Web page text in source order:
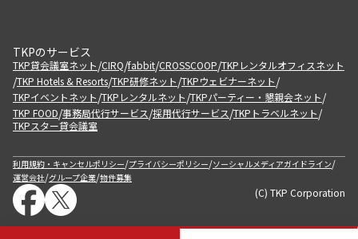
TKPのサービス
TKP貸会議室ネット/CIRQ/fabbit/CROSSCOOP/TKPレンタルオフィスネット
/TKP Hotels & Resorts/TKP研修ネット/TKPウェビナーネット/
TKPイベントネット/TKPレンタルネット/TKPパーティー・懇親会ネット/
TKP FOOD/事務局代行サービス/採用代行サービス/TKPトラベルネット/
TKPスター貸会議室
利用規約・キャンセルポリシー/プライバシーポリシー/ソーシャルメディアガイドライン/
運営会社/グループ企業/物件募集
(C) TKP Corporation